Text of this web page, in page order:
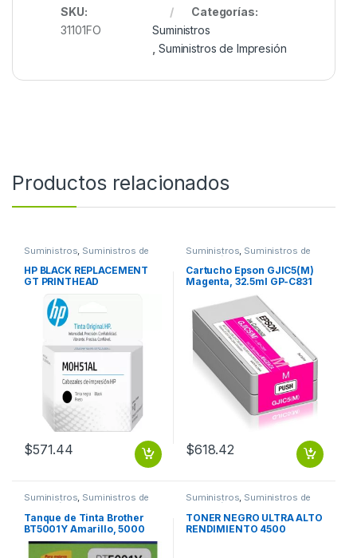
SKU:
31101FO
Categorías:
Suministros
Suministros de Impresión
Productos relacionados
Suministros Suministros de
HP BLACK REPLACEMENT
GT PRINTHEAD
$571.44
Suministros Suministros de
Impresión
Cartucho Epson GJIC5(M)
Magenta, 32.5ml GP-C831
$618.42
Suministros, Suministros de
Impresión
Tanque de Tinta Brother
BT5001Y Amarillo, 5000
Páginas RENDIMIENTO
5000 PGS
Suministros, Suministros de
Impresión
TONER NEGRO ULTRA ALTO
RENDIMIENTO 4500